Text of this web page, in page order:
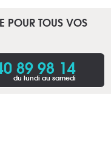
POUR TOUS VOS
89 98 14
du lundi au samedi